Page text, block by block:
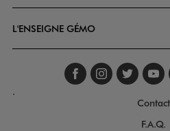
L'ENSEIGNE GÉMO
Suivez-
.
Contact
F.A.Q.